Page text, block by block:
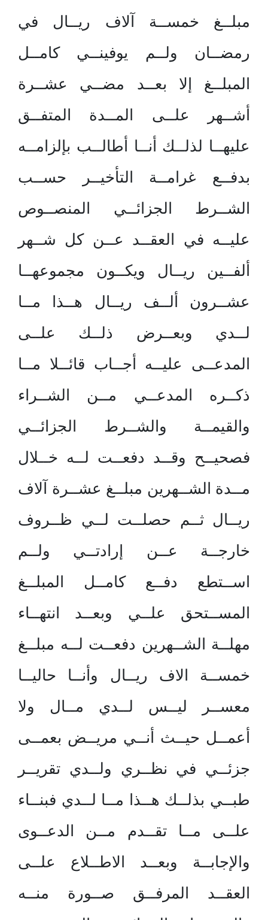
مبلــغ خمســة آلاف ريــال في
رمضــان ولــم يوفينــي كامــل
المبلــغ إلا بعــد مضــي عشــرة
أشــهر علــى المــدة المتفــق
عليهــا لذلــك أنــا أطالــب بإلزامــه
بدفــع غرامــة التأخيــر حســب
الشــرط الجزائــي المنصــوص
عليــه في العقــد عــن كل شــهر
ألفــين ريــال ويكــون مجموعهــا
عشــرون ألــف ريــال هــذا مــا
لــدي وبعــرض ذلــك علــى
المدعــى عليــه أجــاب قائــلا مــا
ذكــره المدعــي مــن الشــراء
والقيمــة والشــرط الجزائــي
فصحيــح وقــد دفعــت لــه خــلال
مــدة الشــهرين مبلــغ عشــرة آلاف
ريــال ثــم حصلــت لــي ظــروف
خارجــة عــن إرادتــي ولــم
اســتطع دفــع كامــل المبلــغ
المســتحق علــي وبعــد انتهــاء
مهلــة الشــهرين دفعــت لــه مبلــغ
خمســة الاف ريــال وأنــا حاليــا
معســر ليــس لــدي مــال ولا
أعمــل حيــث أنــي مريــض بعمــى
جزئــي في نظــري ولــدي تقريــر
طبــي بذلــك هــذا مــا لــدي فبنــاء
علــى مــا تقــدم مــن الدعــوى
والإجابــة وبعــد الاطــلاع علــى
العقــد المرفــق صــورة منــه